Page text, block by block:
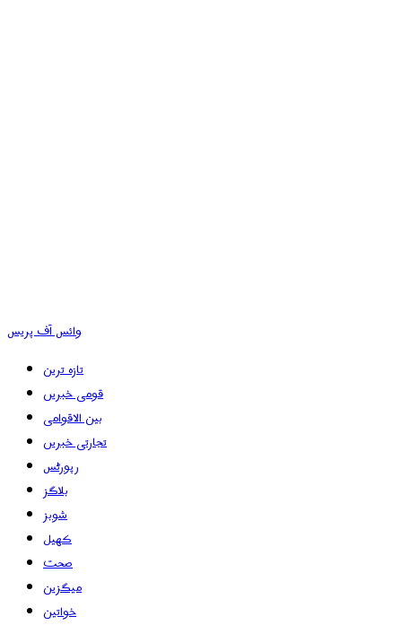
وائس آف پریس
تازہ ترین
قومی خبریں
بین الاقوامی
تجارتی خبریں
رپورٹس
بلاگز
شوبز
کھیل
صحت
میگزین
خواتین